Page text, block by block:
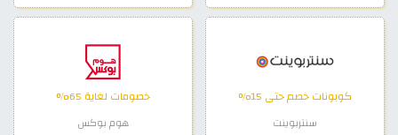
كوبونات خصم حتى 15%
سنتربوينت
خصومات لغاية 65%
هوم بوكس